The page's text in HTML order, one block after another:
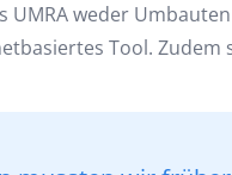
UMRA weder
Tool.